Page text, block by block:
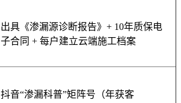
出具《渗漏源诊断报告》+ 10年质保电
子合同 + 每户建立云端施工档案
抖音“渗漏科普”矩阵号（年获客